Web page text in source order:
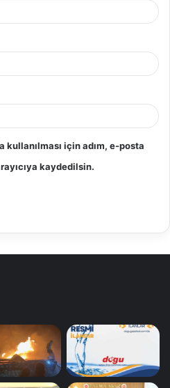
kullanılması için adım, e-posta
kaydedilsin.